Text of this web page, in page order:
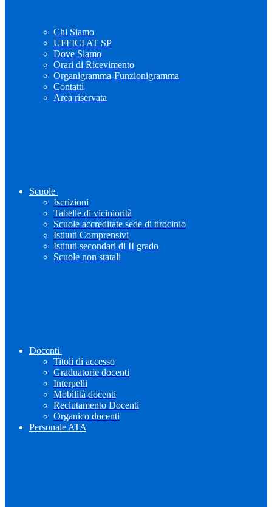
Chi Siamo
UFFICI AT SP
Dove Siamo
Orari di Ricevimento
Organigramma-Funzionigramma
Contatti
Area riservata
Scuole
Iscrizioni
Tabelle di viciniorità
Scuole accreditate sede di tirocinio
Istituti Comprensivi
Istituti secondari di II grado
Scuole non statali
Docenti
Titoli di accesso
Graduatorie docenti
Interpelli
Mobilità docenti
Reclutamento Docenti
Organico docenti
Personale ATA